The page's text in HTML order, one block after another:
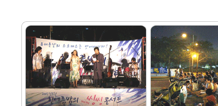
L
복
사
하
기
게
변
경
하
기
게
변
경
하
기